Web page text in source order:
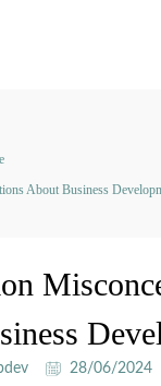
About Business
28/06/2024